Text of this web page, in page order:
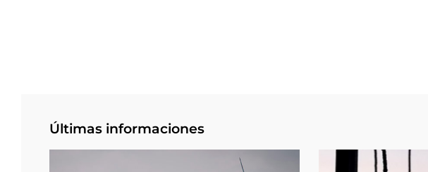
Últimas informaciones